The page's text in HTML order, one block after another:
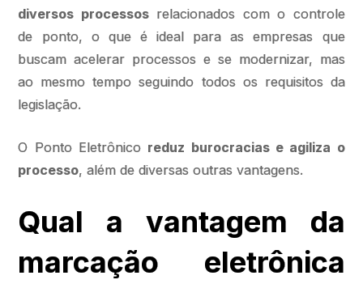
diversos processosrelacionados com o controle
de ponto, o que é ideal para as empresas que
buscam acelerar processos e se modernizar, mas
ao mesmo tempo seguindo todos os requisitos da
legislação.
O Ponto Eletrônico reduz burocracias e agiliza o
processo, além de diversas outras vantagens.
Qual a vantagem da
marcação eletrônica